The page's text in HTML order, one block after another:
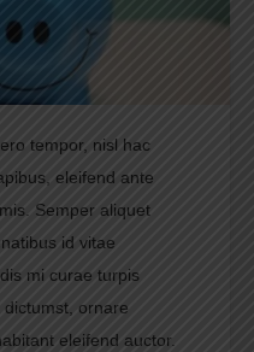
tempor, nisl hac
eleifend ante
Semper aliquet
id vitae
mi curae turpis
ornare
eleifend auctor.